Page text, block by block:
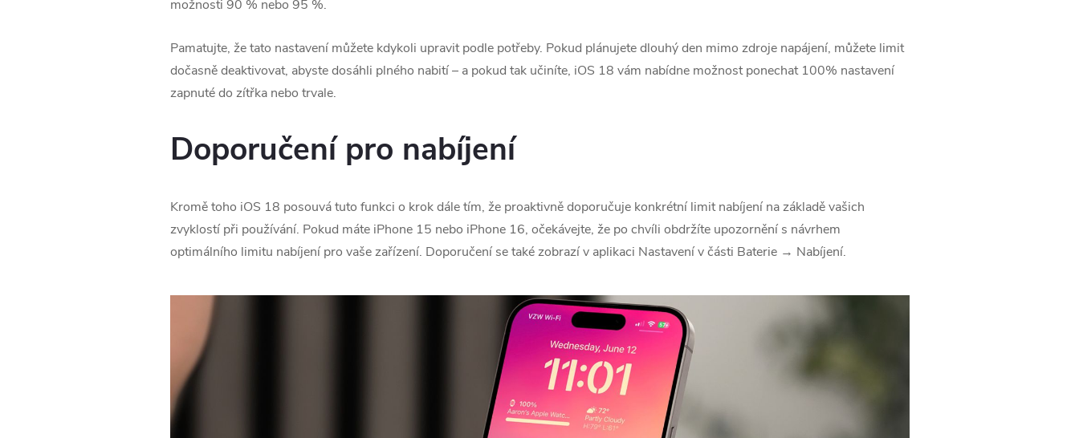
možnosti 90 % nebo 95 %.
Pamatujte, že tato nastavení můžete kdykoli upravit podle potřeby. Pokud plánujete dlouhý den mimo zdroje napájení, můžete limit
dočasně deaktivovat, abyste dosáhli plného nabití – a pokud tak učiníte, ‌iOS 18‌ vám nabídne možnost ponechat 100% nastavení
zapnuté do zítřka nebo trvale.
Doporučení pro nabíjení
Kromě toho ‌iOS 18‌ posouvá tuto funkci o krok dále tím, že proaktivně doporučuje konkrétní limit nabíjení na základě vašich
zvyklostí při používání. Pokud máte ‌iPhone 15‌ nebo ‌iPhone 16‌, očekávejte, že po chvíli obdržíte upozornění s návrhem
optimálního limitu nabíjení pro vaše zařízení. Doporučení se také zobrazí v aplikaci Nastavení v části Baterie → Nabíjení.